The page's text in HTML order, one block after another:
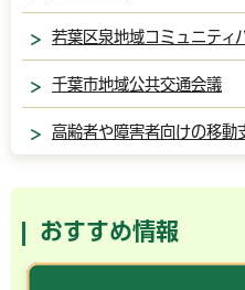
若葉区泉地域コミュニティ
千葉市地域公共交通会議
高齢者や障害者向けの移動
おすすめ情報